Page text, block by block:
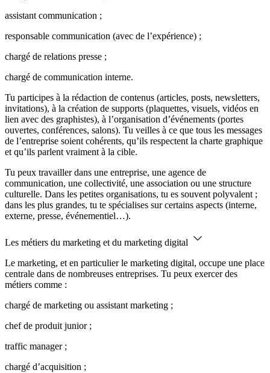
assistant communication ;
responsable communication (avec de l’expérience) ;
chargé de relations presse ;
chargé de communication interne.
Tu participes à la rédaction de contenus (articles, posts, newsletters,
invitations), à la création de supports (plaquettes, visuels, vidéos en
lien avec des graphistes), à l’organisation d’événements (portes
ouvertes, conférences, salons). Tu veilles à ce que tous les messages
de l’entreprise soient cohérents, qu’ils respectent la charte graphique
et qu’ils parlent vraiment à la cible.
Tu peux travailler dans une entreprise, une agence de
communication, une collectivité, une association ou une structure
culturelle. Dans les petites organisations, tu es souvent polyvalent ;
dans les plus grandes, tu te spécialises sur certains aspects (interne,
externe, presse, événementiel…).
Les métiers du marketing et du marketing digital
Le marketing, et en particulier le marketing digital, occupe une place
centrale dans de nombreuses entreprises. Tu peux exercer des
métiers comme :
chargé de marketing ou assistant marketing ;
chef de produit junior ;
traffic manager ;
chargé d’acquisition ;